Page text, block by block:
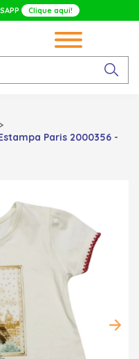
Clique aqui!
Paris 2000356 -